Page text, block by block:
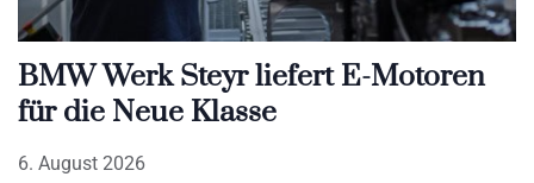
BMW Werk Steyr liefert E-Motoren
für die Neue Klasse
6. August 2026